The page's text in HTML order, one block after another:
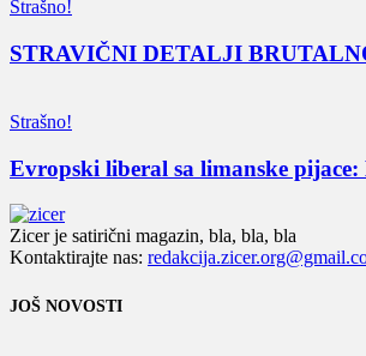
Strašno!
STRAVIČNI DETALJI
Strašno!
Evropski liberal sa limanske
Zicer je satirični magazin, bla, bla, bla
Kontaktirajte nas:
JOŠ NOVOSTI